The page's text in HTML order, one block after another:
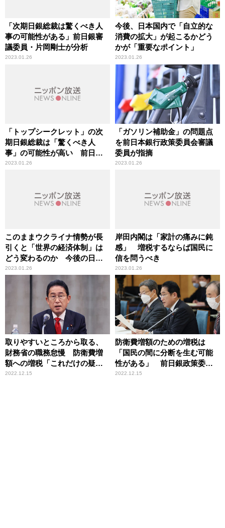
「次期日銀総裁は驚くべき人
事の可能性がある」前日銀審
議委員・片岡剛士が分析
2023.01.26
今後、日本国内で「自立的な
消費の拡大」が起こるかどう
かが「重要なポイント」
2023.01.26
「トップシークレット」の次
期日銀総裁は「驚くべき人
事」の可能性が高い 前日本
銀行政策委員会審議委員が指
2023.01.26
「ガソリン補助金」の問題点
を前日本銀行政策委員会審議
委員が指摘
2023.01.26
このままウクライナ情勢が長
引くと「世界の経済体制」は
どう変わるのか 今後の日本
の役割は
2023.01.26
岸田内閣は「家計の痛みに鈍
感」 増税するならば国民に
信を問うべき
2023.01.26
取りやすいところから取る、
財務省の職務怠慢 防衛費増
額への増税「これだけの疑
問」
2022.12.15
防衛費増額のための増税は
「国民の間に分断を生む可能
性がある」 前日銀政策委員
会審議委員が警鐘
2022.12.15